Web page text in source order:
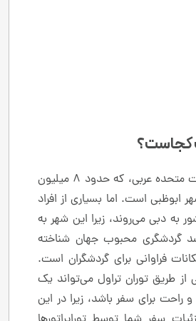
کجاست؟
پایتخت کشور امارات متحده عربی، که حدود ۸ میلیون
ابوظبی است. اما بسیاری از افراد
به دبی می‌روند، زیرا این شهر به
گردشگری محبوب جهان شناخته
فراوانی برای گردشگران است.
طریق توران تراول می‌تواند یک
راحت برای سفر باشد، زیرا در این